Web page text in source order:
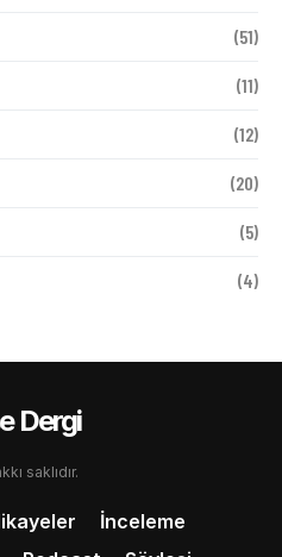
(51)
(11)
(12)
(20)
(5)
(4)
Dergi
saklıdır.
İnceleme